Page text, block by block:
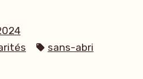
Étiquettes :
sans-abri